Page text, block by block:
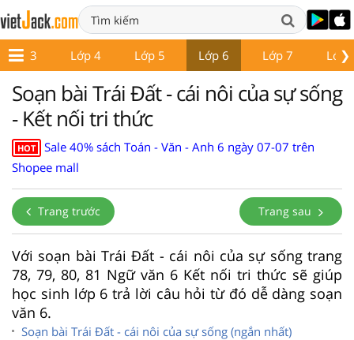
❯
Lớp 3 Lớp 4 Lớp 5 Lớp 6 Lớp 7 Lớp
Soạn bài Trái Đất - cái nôi của sự sống
- Kết nối tri thức
HOT
Sale 40% sách Toán - Văn - Anh 6 ngày 07-07 trên
Shopee mall
Trang trước Trang sau
Với soạn bài Trái Đất - cái nôi của sự sống trang
78, 79, 80, 81 Ngữ văn 6 Kết nối tri thức sẽ giúp
học sinh lớp 6 trả lời câu hỏi từ đó dễ dàng soạn
văn 6.
Soạn bài Trái Đất - cái nôi của sự sống (ngắn nhất)